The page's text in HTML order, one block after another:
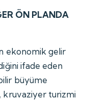
ÖN PLANDA
ekonomik gelir
ifade eden
büyüme
kruvaziyer turizmi